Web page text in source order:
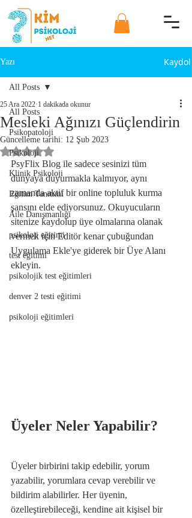
Yazı Kaydol
All Posts
Psikopatoloji
Psikoloji
Klinik Psikoloji
Eğitim Tanıtımı
Aile Danışmanlığı
psikoloji eğitimi
test eğitimi
psikolojik test eğitimleri
denver 2 testi eğitimi
psikoloji eğitimleri
All Posts
Mesleki Ağınızı Güçlendirin
25 Ara 2022 1 dakikada okunur
Güncelleme tarihi: 12 Şub 2023
5 üzerinden NaN yıldız
PsyFlix Blog ile sadece sesinizi tüm
dünyaya duyurmakla kalmıyor, aynı
zamanda aktif bir online topluluk kurma
şansını elde ediyorsunuz. Okuyucuların
sitenize kaydolup üye olmalarına olanak
vermek için Editör kenar çubuğundan
Uygulama Ekle'ye giderek bir Üye Alanı
ekleyin.
Üyeler Neler Yapabilir?
Üyeler birbirini takip edebilir, yorum
yazabilir, yorumlara cevap verebilir ve
bildirim alabilirler. Her üyenin,
özelleştirebileceği, kendine ait kişisel bir